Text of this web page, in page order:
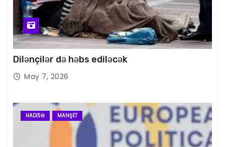
Dilənçilər də həbs ediləcək
May 7, 2026
HADISƏ MANŞET